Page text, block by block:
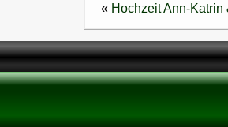
« Hochzeit Ann-Katrin